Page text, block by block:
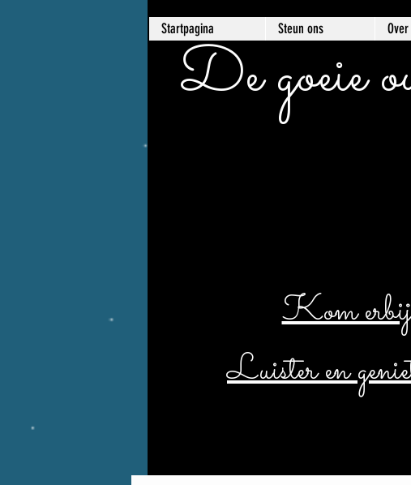
Startpagina Steun ons
De goeie
Kom
Luister en